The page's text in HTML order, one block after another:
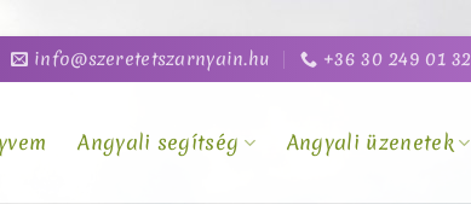
info@szeretetszarnyain.hu +36 30 249 01 32
Angyali segítség Angyali üzenetek